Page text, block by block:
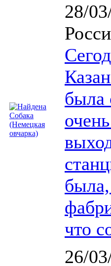
28/
была
что
26/